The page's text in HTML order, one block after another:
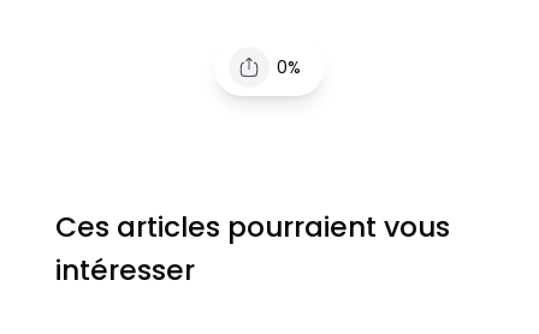
0%
Ces articles pourraient vous
intéresser